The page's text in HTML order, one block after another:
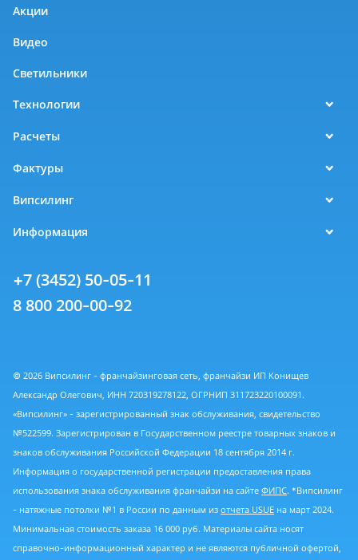
Акции
Видео
Светильники
Технологии
Расчеты
Фактуры
Випсилинг
Информация
+7 (3452) 50-05-11
8 800 200-00-92
© 2026 Випсилинг - франчайзинговая сеть, франчайзи ИП Конищев
Александр Олегович, ИНН 720319278122, ОГРНИП 311723220100091.
«Випсилинг» - зарегистрированный знак обслуживания, свидетельство
№522599. Зарегистрирован в Государственном реестре товарных знаков и
знаков обслуживания Российской Федерации 18 сентября 2014 г.
Информация о государственной регистрации предоставления права
использования знака обслуживания франчайзи на сайте ФИПС. *Випсилинг
- натяжные потолки №1 в России по данным из отчета USUE на март 2024.
Минимальная стоимость заказа 16 000 руб. Материалы сайта носят
справочно-информационный характер и не являются публичной офертой,